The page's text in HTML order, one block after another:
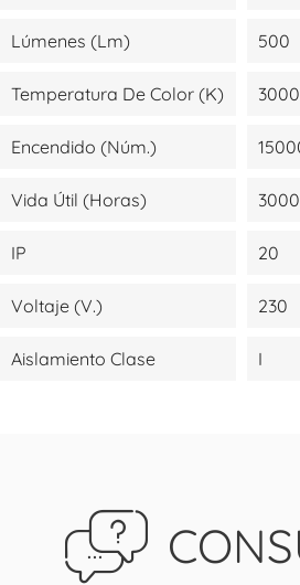
Lúmenes (lm) 500
Temperatura De Color (K) 3000
Encendido (Núm.)
Vida Útil (Horas)
IP 20
Voltaje (V.) 230
Aislamiento Clase I